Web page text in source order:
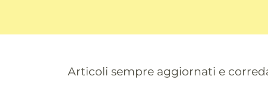
Articoli sempre aggiornati e